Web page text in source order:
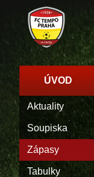
ÚVOD
Aktuality
Soupiska
Zápasy
Tabulky